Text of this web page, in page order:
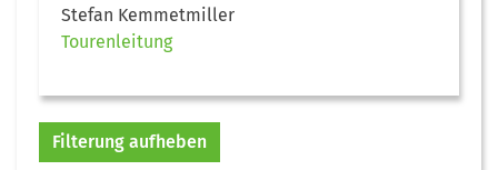
Stefan Kemmetmiller
Tourenleitung
Filterung aufheben